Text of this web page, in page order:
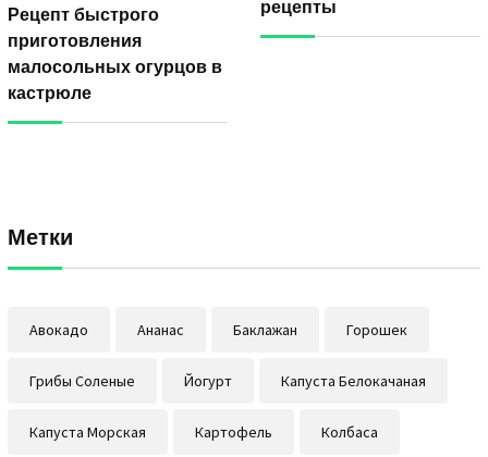
Рецепт быстрого
приготовления
малосольных огурцов в
кастрюле
рецепты
Метки
Авокадо Ананас Баклажан Горошек
Грибы Соленые Йогурт Капуста Белокачаная
Капуста Морская Картофель Колбаса